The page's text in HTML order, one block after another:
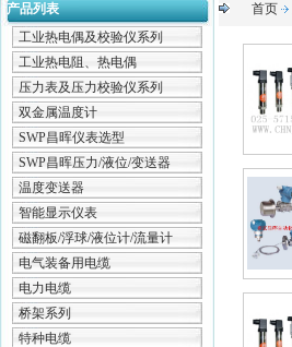
产品列表
工业热电偶及校验仪系列
工业热电阻、热电偶
压力表及压力校验仪系列
双金属温度计
SWP昌晖仪表选型
SWP昌晖压力/液位/变送器
温度变送器
智能显示仪表
磁翻板/浮球/液位计/流量计
电气装备用电缆
电力电缆
桥架系列
特种电缆
首页